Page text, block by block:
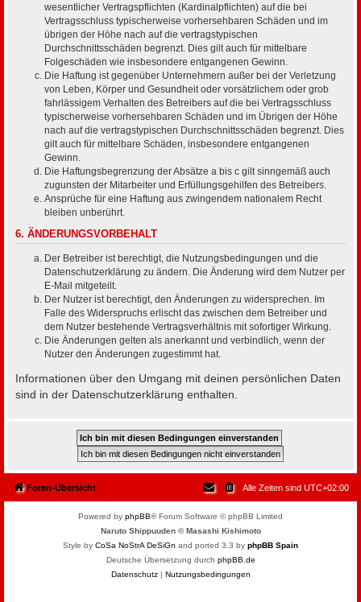
wesentlicher Vertragspflichten (Kardinalpflichten) auf die bei
Vertragsschluss typischerweise vorhersehbaren Schäden und im
übrigen der Höhe nach auf die vertragstypischen
Durchschnittsschäden begrenzt. Dies gilt auch für mittelbare
Folgeschäden wie insbesondere entgangenen Gewinn.
Die Haftung ist gegenüber Unternehmern außer bei der Verletzung
von Leben, Körper und Gesundheit oder vorsätzlichem oder grob
fahrlässigem Verhalten des Betreibers auf die bei Vertragsschluss
typischerweise vorhersehbaren Schäden und im Übrigen der Höhe
nach auf die vertragstypischen Durchschnittsschäden begrenzt. Dies
gilt auch für mittelbare Schäden, insbesondere entgangenen
Gewinn.
Die Haftungsbegrenzung der Absätze a bis c gilt sinngemäß auch
zugunsten der Mitarbeiter und Erfüllungsgehilfen des Betreibers.
Ansprüche für eine Haftung aus zwingendem nationalem Recht
bleiben unberührt.
6. ÄNDERUNGSVORBEHALT
Der Betreiber ist berechtigt, die Nutzungsbedingungen und die
Datenschutzerklärung zu ändern. Die Änderung wird dem Nutzer per
E-Mail mitgeteilt.
Der Nutzer ist berechtigt, den Änderungen zu widersprechen. Im
Falle des Widerspruchs erlischt das zwischen dem Betreiber und
dem Nutzer bestehende Vertragsverhältnis mit sofortiger Wirkung.
Die Änderungen gelten als anerkannt und verbindlich, wenn der
Nutzer den Änderungen zugestimmt hat.
Informationen über den Umgang mit deinen persönlichen Daten
sind in der Datenschutzerklärung enthalten.
Foren-Übersicht Alle Zeiten sind UTC+02:00
Powered by phpBB® Forum Software © phpBB Limited
Naruto Shippuuden © Masashi Kishimoto
Style by CoSa NoStrA DeSiGn and ported 3.3 by phpBB Spain
Deutsche Übersetzung durch phpBB.de
Datenschutz| Nutzungsbedingungen